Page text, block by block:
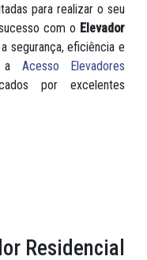
para realizar o seu
com o Elevador
segurança, eficiência e
a Acesso Elevadores
por excelentes
Residencial